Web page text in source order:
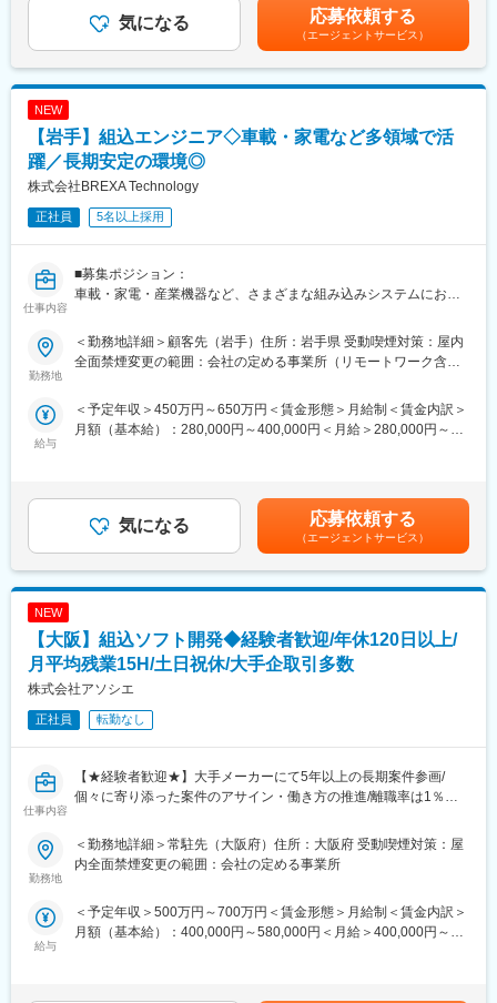
変更の範囲：会社の定める業務
・UML／PlantUML を用いたモデル作成
◇検証・解析
・単体／結合テストの設計・実施
・軽微なコード修正（処理単位の補完など）
◇車載エアコン制御ソフトウェアの開発
◇次世代カーナビゲーションシステム制御ソフトウェアの開発
◇半導体製造装置の制御ソフトウェアの開発
■当社の魅力ポイント：
◇長期で安心して働ける環境
・長期案件が多く、安定した参画が可能
◇経験が活きる工程が中心
◇幅広い組み込み案件への参画機会
・車載・家電・産業機器・IoTなど多領域を担当
変更の範囲：会社の定める業務
性があります。月給(月額)は固定手当を含めた表記です。
気になる 応募依頼する
（エージェントサービス）
NEW
【岩手】組込エンジニア◇車載・家電など多領域で活
躍／長期安定の環境◎
株式会社BREXA Technology
正社員 5名以上採用
仕事内容
■募集ポジション：
車載・家電・産業機器など、さまざまな組み込みシステムにおけ
ってきた経験を活かしながら、安定した環境で長期的に活躍いた
だけます。
◇仕様理解・調査
・機能・ロジックの整理
・UML／PlantUML を用いたモデル作成
◇検証・解析
・単体／結合テストの設計・実施
・軽微なコード修正（処理単位の補完など）
◇車載エアコン制御ソフトウェアの開発
◇次世代カーナビゲーションシステム制御ソフトウェアの開発
◇半導体製造装置の制御ソフトウェアの開発
■当社の魅力ポイント：
◇長期で安心して働ける環境
・長期案件が多く、安定した参画が可能
◇経験が活きる工程が中心
◇幅広い組み込み案件への参画機会
・車載・家電・産業機器・IoTなど多領域を担当
変更の範囲：会社の定める業務
勤務地
＜勤務地詳細＞顧客先（岩手）住所：岩手県 受動喫煙対策：屋内
全面禁煙変更の範囲：会社の定める事業所（リモートワーク含
給与
＜予定年収＞450万円～650万円＜賃金形態＞月給制＜賃金内訳＞
月額（基本給）：280,000円～400,000円＜月給＞280,000円～
性があります。月給(月額)は固定手当を含めた表記です。
気になる 応募依頼する
（エージェントサービス）
NEW
【大阪】組込ソフト開発◆経験者歓迎/年休120日以上/
月平均残業15H/土日祝休/大手企取引多数
株式会社アソシエ
正社員 転勤なし
仕事内容
【★経験者歓迎★】大手メーカーにて5年以上の長期案件参画/
個々に寄り添った案件のアサイン・働き方の推進/離職率は1％未
■業務概要：
■業務詳細：
・製品について：車載、家電、飛行機、FA機器、発電所などで活
勤務地
＜勤務地詳細＞常駐先（大阪府）住所：大阪府 受動喫煙対策：屋
内全面禁煙変更の範囲：会社の定める事業所
給与
＜予定年収＞500万円～700万円＜賃金形態＞月給制＜賃金内訳＞
月額（基本給）：400,000円～580,000円＜月給＞400,000円～